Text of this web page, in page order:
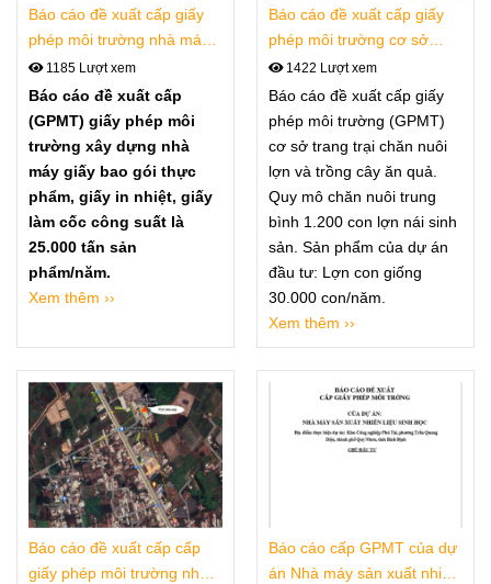
Báo cáo đề xuất cấp giấy
phép môi trường nhà máy
giấy bao gói thực phẩm,
giấy in nhiệt
1185 Lượt xem
Báo cáo đề xuất cấp
(GPMT) giấy phép môi
trường xây dựng nhà
máy giấy bao gói thực
phẩm, giấy in nhiệt, giấy
làm cốc công suất là
25.000 tấn sản
phẩm/năm.
Xem thêm ››
Báo cáo đề xuất cấp giấy
phép môi trường cơ sở
trang trại chăn nuôi lợn và
trồng cây ăn quả
1422 Lượt xem
Báo cáo đề xuất cấp giấy
phép môi trường (GPMT)
cơ sở trang trại chăn nuôi
lợn và trồng cây ăn quả.
Quy mô chăn nuôi trung
bình 1.200 con lợn nái sinh
sản. Sản phẩm của dự án
đầu tư: Lợn con giống
30.000 con/năm.
Xem thêm ››
Báo cáo đề xuất cấp cấp
giấy phép môi trường nhà
Báo cáo cấp GPMT của dự
án Nhà máy sản xuất nhiên